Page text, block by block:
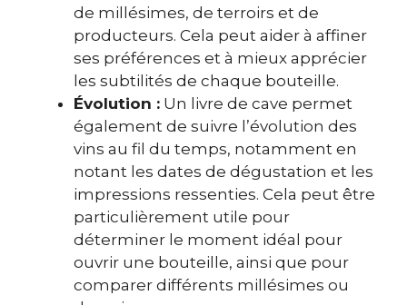
de millésimes, de terroirs et de
producteurs. Cela peut aider à affiner
ses préférences et à mieux apprécier
les subtilités de chaque bouteille.
Évolution : Un livre de cave permet
également de suivre l’évolution des
vins au fil du temps, notamment en
notant les dates de dégustation et les
impressions ressenties. Cela peut être
particulièrement utile pour
déterminer le moment idéal pour
ouvrir une bouteille, ainsi que pour
comparer différents millésimes ou